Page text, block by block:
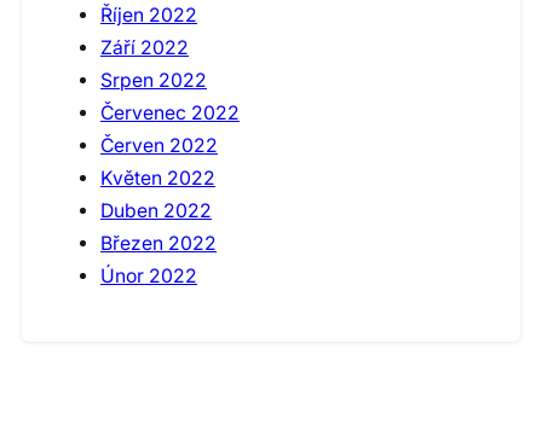
Říjen 2022
Září 2022
Srpen 2022
Červenec 2022
Červen 2022
Květen 2022
Duben 2022
Březen 2022
Únor 2022